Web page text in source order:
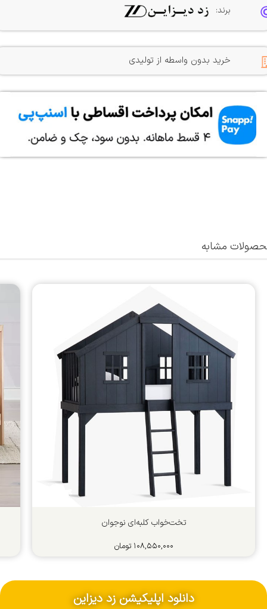
برند:
خرید بدون واسطه از تولیدی
مشابه
تخت‌خواب کلبه‌ای نوجوان
۱۰۸,۵۵۰,۰۰۰ تومان
دانلود اپلیکیشن زد دیزاین